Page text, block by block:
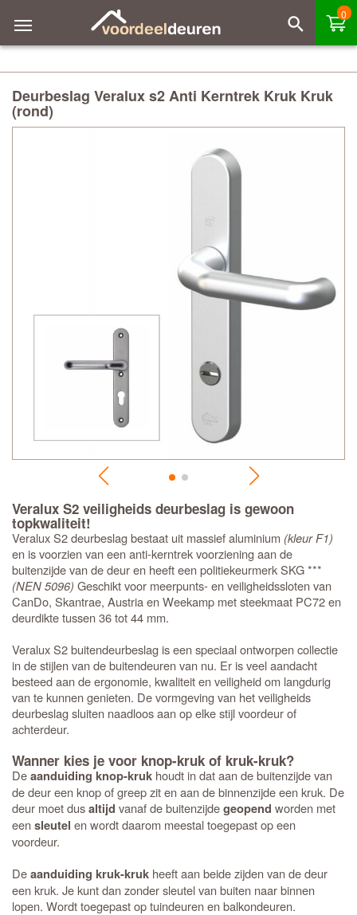
0
Deurbeslag Veralux s2 Anti Kerntrek Kruk Kruk
(rond)
Veralux S2 veiligheids deurbeslag is gewoon
topkwaliteit!
Veralux S2 deurbeslag bestaat uit massief aluminium (kleur F1)
en is voorzien van een anti-kerntrek voorziening aan de
buitenzijde van de deur en heeft een politiekeurmerk SKG ***
(NEN 5096) Geschikt voor meerpunts- en veiligheidssloten van
CanDo, Skantrae, Austria en Weekamp met steekmaat PC72 en
deurdikte tussen 36 tot 44 mm.
Veralux S2 buitendeurbeslag is een speciaal ontworpen collectie
in de stijlen van de buitendeuren van nu. Er is veel aandacht
besteed aan de ergonomie, kwaliteit en veiligheid om langdurig
van te kunnen genieten. De vormgeving van het veiligheids
deurbeslag sluiten naadloos aan op elke stijl voordeur of
achterdeur.
Wanner kies je voor knop-kruk of kruk-kruk?
Deaanduiding knop-kruk houdt in dat aan de buitenzijde van
de deur een knop of greep zit en aan de binnenzijde een kruk. De
deur moet dusaltijd vanaf de buitenzijdegeopend worden met
eensleutel en wordt daarom meestal toegepast op een
voordeur.
Deaanduiding kruk-kruk heeft aan beide zijden van de deur
een kruk. Je kunt dan zonder sleutel van buiten naar binnen
lopen. Wordt toegepast op tuindeuren en balkondeuren.